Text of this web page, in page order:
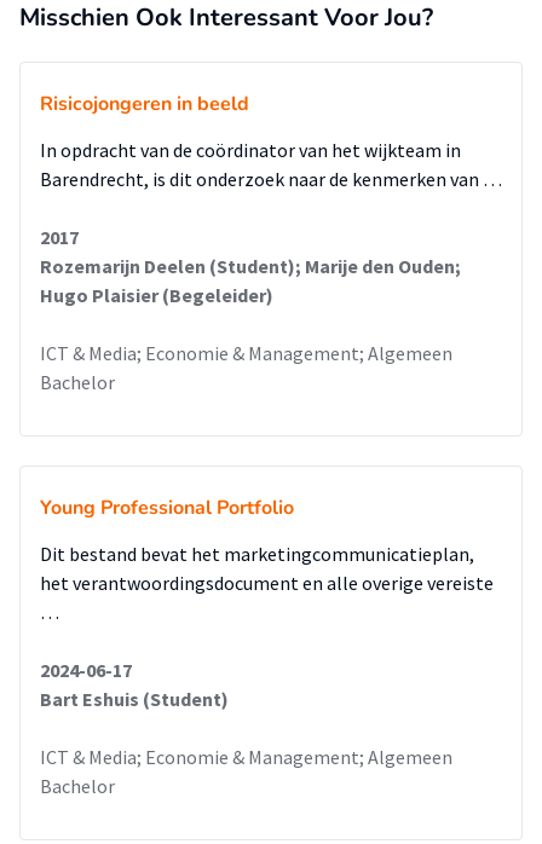
Misschien Ook Interessant Voor Jou?
Risicojongeren in beeld
In opdracht van de coördinator van het wijkteam in
Barendrecht, is dit onderzoek naar de kenmerken van …
2017
Rozemarijn Deelen (Student); Marije den Ouden;
Hugo Plaisier (Begeleider)
ICT & Media; Economie & Management; Algemeen
Bachelor
Young Professional Portfolio
Dit bestand bevat het marketingcommunicatieplan,
het verantwoordingsdocument en alle overige vereiste
…
2024-06-17
Bart Eshuis (Student)
ICT & Media; Economie & Management; Algemeen
Bachelor